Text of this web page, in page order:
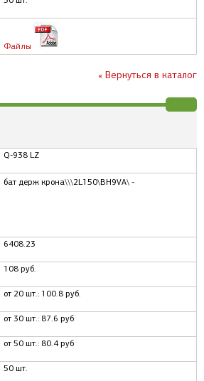
Файлы
« Вернуться в каталог
Q-938 LZ
бат держ крона\\\2L150\BH9VA\ -
6408.23
108 руб.
от 20 шт.: 100.8 руб.
от 30 шт.: 87.6 руб
от 50 шт.: 80.4 руб
50 шт.